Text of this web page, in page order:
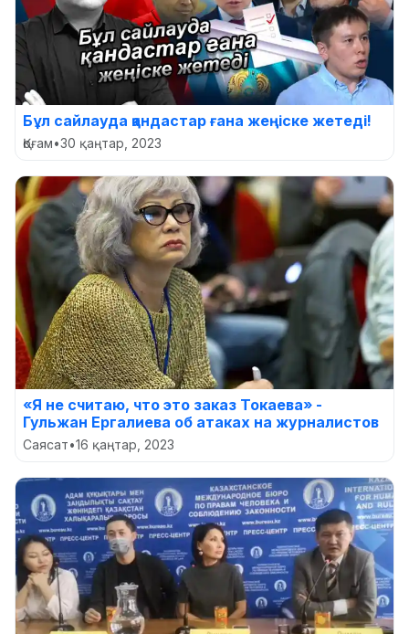
Бұл сайлауда қандастар ғана жеңіске жетеді!
Қоғам•30 қаңтар, 2023
«Я не считаю, что это заказ Токаева» -
Гульжан Ергалиева об атаках на журналистов
Саясат•16 қаңтар, 2023